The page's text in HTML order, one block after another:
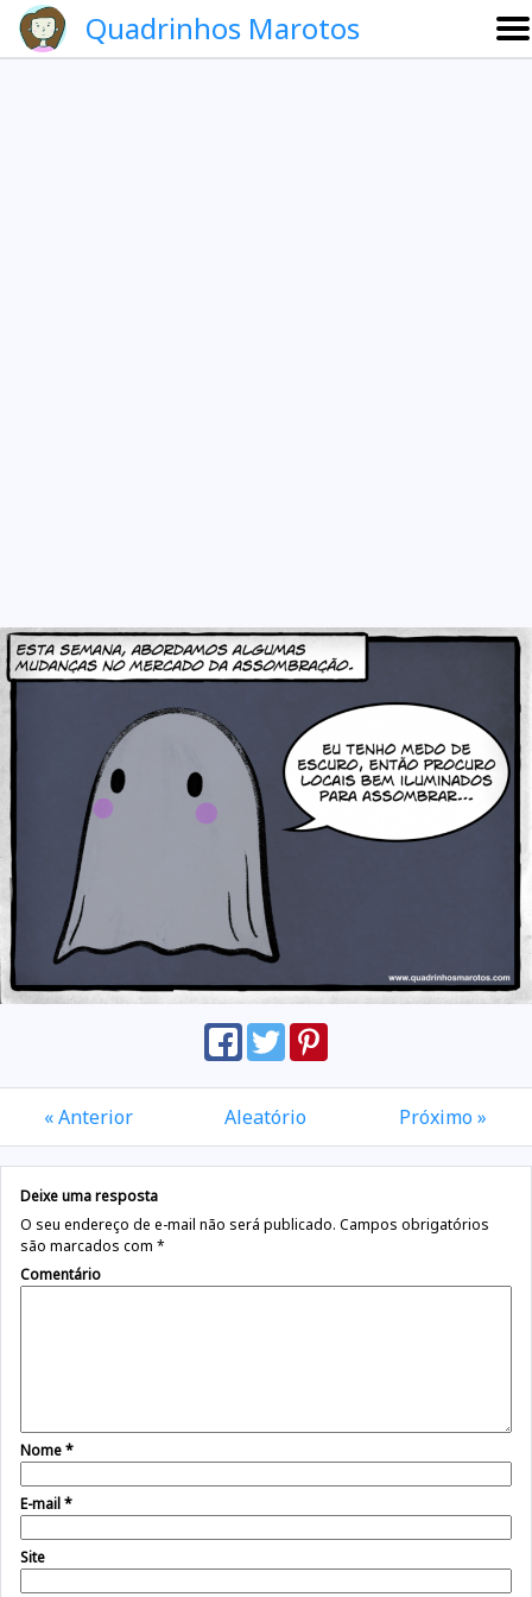
Quadrinhos Marotos
« Anterior Aleatório Próximo »
Deixe uma resposta
O seu endereço de e-mail não será publicado. Campos obrigatórios
são marcados com *
Comentário
Nome*
E-mail*
Site